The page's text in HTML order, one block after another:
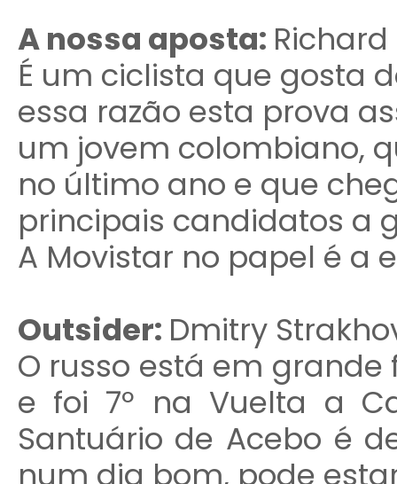
A nossa aposta:
É um ciclista que gosta
essa razão esta prova
um jovem colombiano,
no último ano e que
principais candidatos a
A Movistar no papel é a
Outsider: Dmitry
O russo está em grande
e foi 7º na Vuelta a
Santuário de Acebo é
num dia bom, pode